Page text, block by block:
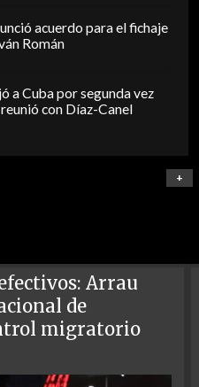
acuerdo para el fichaje
Román
a Cuba por segunda vez
con Díaz-Canel
+
Arrau
de
migratorio